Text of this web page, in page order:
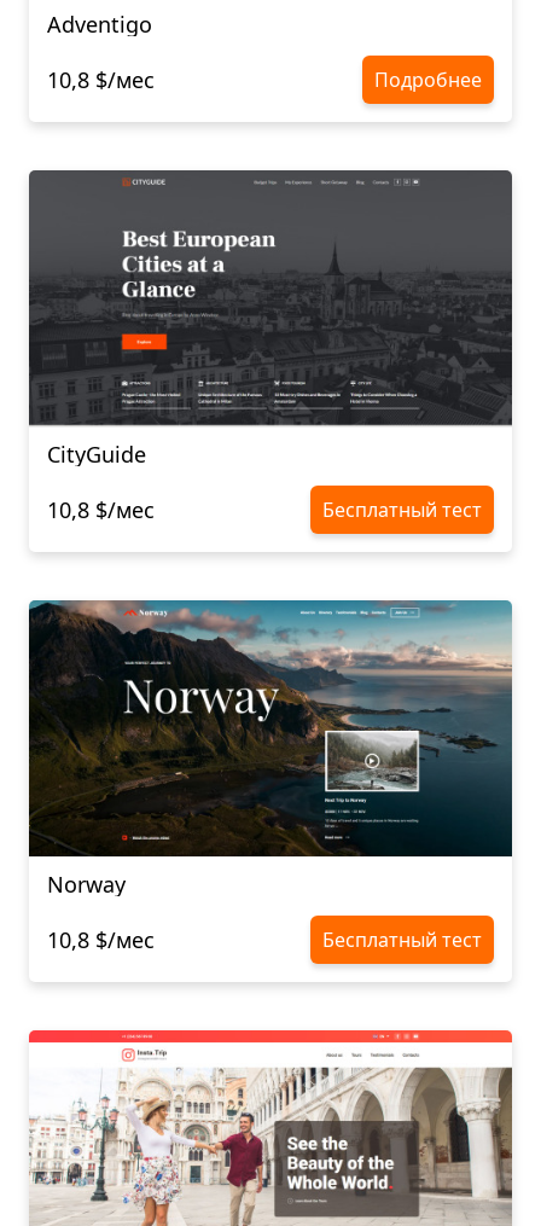
Adventigo
10,8 $/мес
Подробнее
CityGuide
10,8 $/мес
Бесплатный тест
Norway
10,8 $/мес
Бесплатный тест